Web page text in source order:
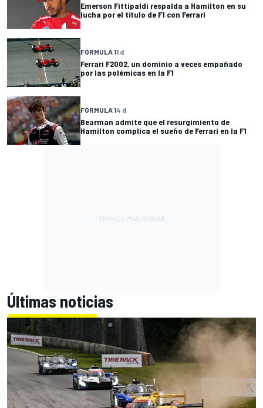
Emerson Fittipaldi respalda a Hamilton en su
lucha por el título de F1 con Ferrari
FÓRMULA 11 d
Ferrari F2002, un dominio a veces empañado
por las polémicas en la F1
FÓRMULA 14 d
Bearman admite que el resurgimiento de
Hamilton complica el sueño de Ferrari en la F1
Últimas noticias